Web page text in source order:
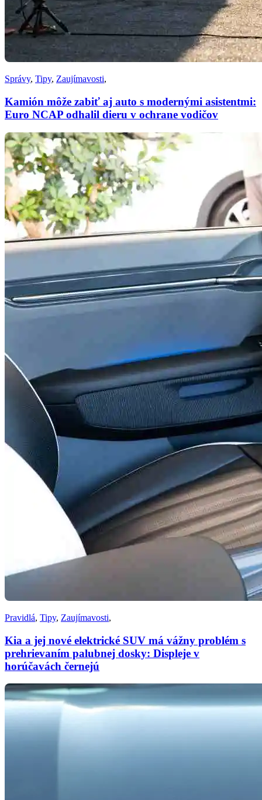
Správy, Tipy, Zaujímavosti,
Kamión môže zabiť aj auto s modernými asistentmi:
Euro NCAP odhalil dieru v ochrane vodičov
Pravidlá, Tipy, Zaujímavosti,
Kia a jej nové elektrické SUV má vážny problém s
prehrievaním palubnej dosky: Displeje v
horúčavách černejú